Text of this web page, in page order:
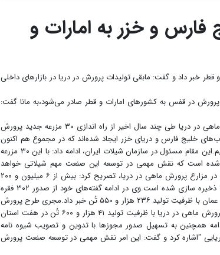
و خزر به امارات و
خبر داد و گفت: مابقی تولیدات پرورش در دریا در بازار‌های داخلی
پرورش در قفس به کشور‌های امارات و قطر صادر می‌شود،به مانا گفت:
مجری طرح پرورش ماهی در دریا با اشاره به فعالیت ۴۰ مزرعه پرورش ماهی در دریا طی چند سال اخیر از راه اندازی ۳۰ مزرعه جدید پرورش
این مزارع با استقرار ۸۶ قفس جدید در آب‌های خلیج فارس و دریای خزر ایجاد شده‌اند که در مجموع هم اکنون
شاهد فعالیت ۷۰ مزرعه پرورش ماهی در خلیج فارس و دریای خزر هستیم.این مقام مسئول در سازمان شیلات ایران، ادامه داد: با این ۳۰ مزرعه
و ۵۰۰ تُن ماهی در دریا ایجاد شده است که نقش مهمی در توسعه این صنعت مهم شیلاتی خواهد
داشت.رنگرزجدی در ادامه گفته‌های خود در خصوص میزان ذخیره سازی در مزارع پرورش ماهی در دریا، تصریح کرد: بیش از ۶ میلیون و ۲۰۰
هزار قطعه بچه ماهی در ۳۵۶ قفس دریایی طی فصل پرورش ۱۴۰۱-۱۴۰۲ ذخیره سازی شده است.وی در ادامه گفته‌های خود از صدور ۳۰۲ فقره
پروانه تأسیس مزرعه جدید پرورش ماهی در دریا در خلیج فارس و دریای عمان با ظرفیت تولید ۲۳۶ هزار و ۵۵۰ تُن خبر داد.مجری طرح پرورش
ماهی در دریا تصریح کرد: همچنین ۳۳ فقره پروانه بهره برداری مزرعه پرورش ماهی در دریا با ظرفیت تولید ۴۱ هزار و ۶۰۰ تُن در هفت استان
همچنین به تسهیل صدور مجوز‌ها با تدوین و تصویب شیوه نامه
"اشاره کرد و گفت: این امر نقش مهمی در توسعه صنعت پرورش